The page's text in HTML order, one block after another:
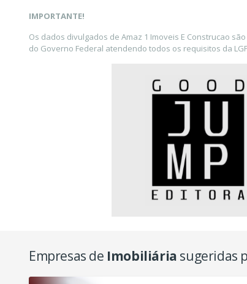
IMPORTANTE!
Os dados divulgados de Amaz 1 Imoveis E Construcao
do Governo Federal atendendo todos os requisitos da
Empresas de Imobiliária sugeridas